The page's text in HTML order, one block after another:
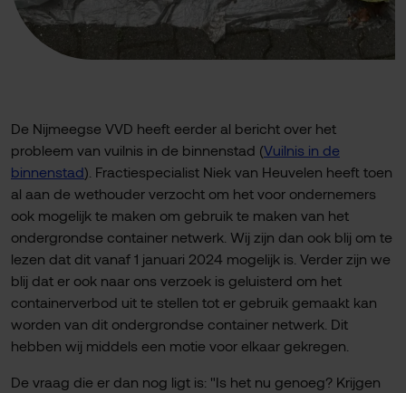
De Nijmeegse VVD heeft eerder al bericht over het
probleem van vuilnis in de binnenstad (Vuilnis in de
binnenstad). Fractiespecialist Niek van Heuvelen heeft toen
al aan de wethouder verzocht om het voor ondernemers
ook mogelijk te maken om gebruik te maken van het
ondergrondse container netwerk. Wij zijn dan ook blij om te
lezen dat dit vanaf 1 januari 2024 mogelijk is. Verder zijn we
blij dat er ook naar ons verzoek is geluisterd om het
containerverbod uit te stellen tot er gebruik gemaakt kan
worden van dit ondergrondse container netwerk. Dit
hebben wij middels een motie voor elkaar gekregen.
De vraag die er dan nog ligt is: "Is het nu genoeg? Krijgen